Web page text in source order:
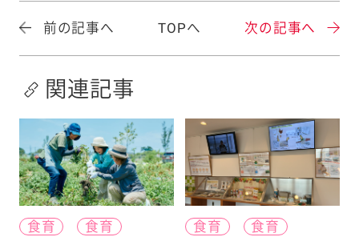
前の記事へ TOPへ 次の記事へ
関連記事
食育
食育
食育
食育